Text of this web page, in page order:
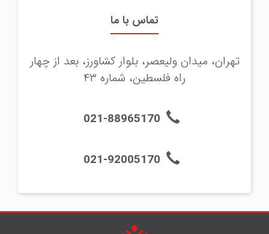
تماس با ما
تهران، میدان ولیعصر، بلوار کشاورز، بعد از چهار
راه فلسطین، شماره ۴۳
021-88965170
021-92005170